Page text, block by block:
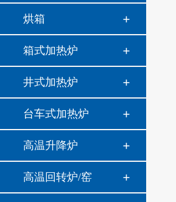
烘箱
箱式加热炉
井式加热炉
台车式加热炉
高温升降炉
高温回转炉/窑